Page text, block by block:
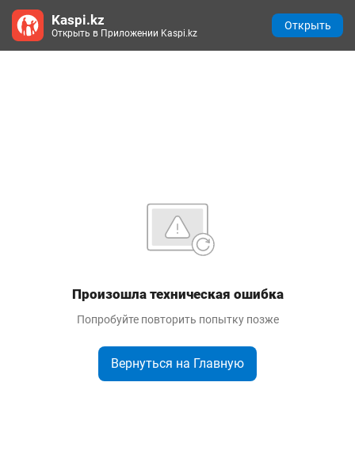
Произошла техническая ошибка
Попробуйте повторить попытку позже
Вернуться на Главную
Kaspi.kz
Открыть в Приложении Kaspi.kz
Открыть